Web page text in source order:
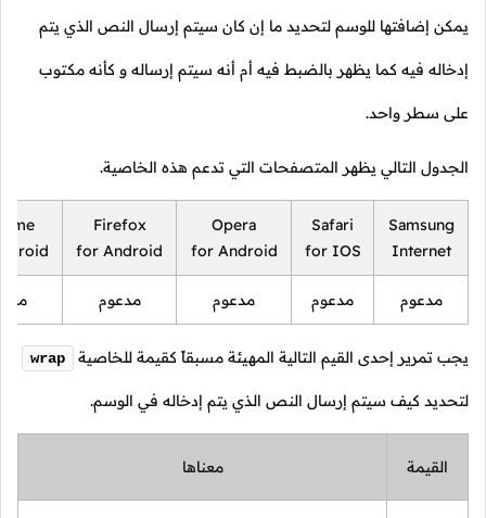
يمكن إضافتها للوسم لتحديد ما إن كان سيتم إرسال النص الذي يتم
إدخاله فيه كما يظهر بالضبط فيه أم أنه سيتم إرساله و كأنه مكتوب
على سطر واحد.
الجدول التالي يظهر المتصفحات التي تدعم هذه الخاصية.
Firefox
for Android
Opera
for Android
Safari
for IOS
Samsung
Internet
مدعوم مدعوم مدعوم مدعوم
يجب تمرير إحدى القيم التالية المهيئة مسبقاً كقيمة للخاصية wrap
لتحديد كيف سيتم إرسال النص الذي يتم إدخاله في الوسم.
القيمة معناها